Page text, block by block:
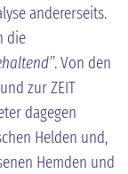
andererseits.
die
”. Von den
zur ZEIT
dagegen
Helden und,
Hemden und